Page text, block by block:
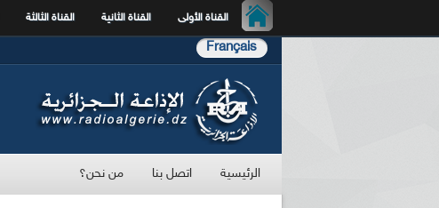
القناة الأولى القناة الثانية القناة الثالثة
Français
الرئيسية اتصل بنا من نحن؟